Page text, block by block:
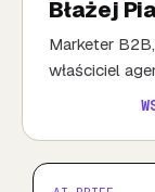
Błażej
Marketer
właściciel